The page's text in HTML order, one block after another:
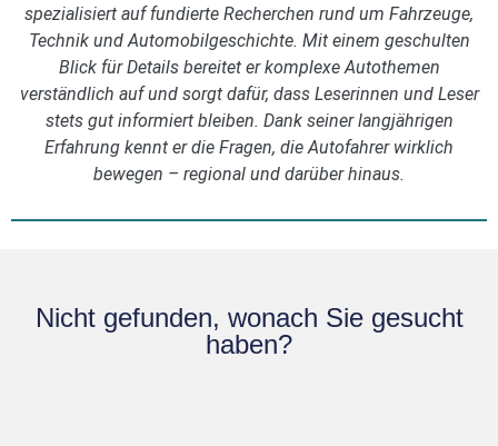
spezialisiert auf fundierte Recherchen rund um Fahrzeuge,
Technik und Automobilgeschichte. Mit einem geschulten
Blick für Details bereitet er komplexe Autothemen
verständlich auf und sorgt dafür, dass Leserinnen und Leser
stets gut informiert bleiben. Dank seiner langjährigen
Erfahrung kennt er die Fragen, die Autofahrer wirklich
bewegen – regional und darüber hinaus.
Nicht gefunden, wonach Sie gesucht
haben?